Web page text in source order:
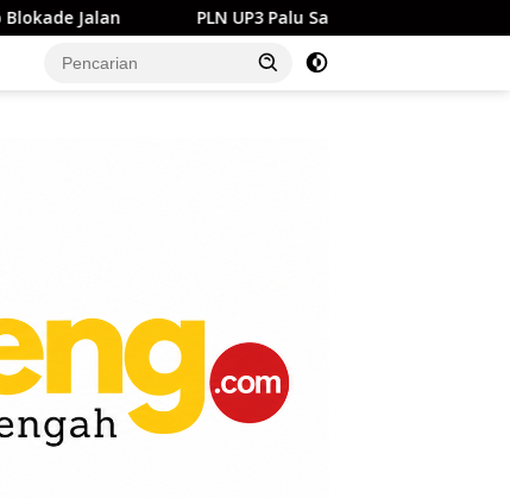
Jalan PLN UP3 Palu Salurkan Bantuan Pendidikan